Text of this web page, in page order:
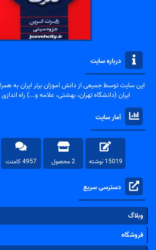
درباره سایت
این سایت توسط جمیعی از دانش اموزان برتر ایران به
ایران (دانشگاه تهران، بهشتی، علامه و...) راه
آمار سایت
15019 نوشته 2 محصول 4957 کامنت
دسترسی سریع
وبلاگ
فروشگاه